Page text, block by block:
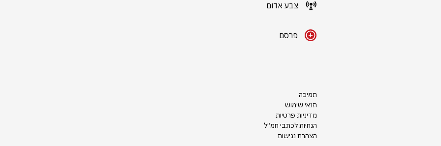
צבע אדום
פרסם
תמיכה
תנאי שימוש
מדיניות פרטיות
הנחיות לכתבי חמ״ל
הצהרת נגישות